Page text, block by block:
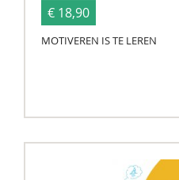
€ 18,90
MOTIVEREN IS TE LEREN